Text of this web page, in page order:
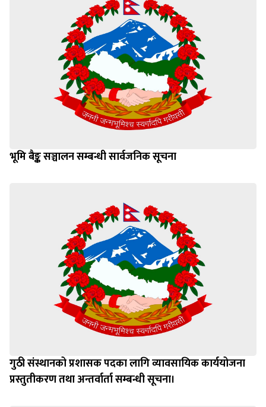
भूमि बैङ्क सञ्चालन सम्बन्धी सार्वजनिक सूचना
गुठी संस्थानको प्रशासक पदका लागि व्यावसायिक कार्ययोजना
प्रस्तुतीकरण तथा अन्तर्वार्ता सम्बन्धी सूचना।